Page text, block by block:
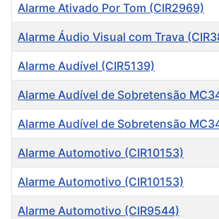
Alarme Ativado Por Tom (CIR2969)
Alarme Áudio Visual com Trava
Alarme Audível (CIR5139)
Alarme Audível de Sobretensão
Alarme Audível de Sobretensão
Alarme Automotivo (CIR10153)
Alarme Automotivo (CIR10153)
Alarme Automotivo (CIR9544)